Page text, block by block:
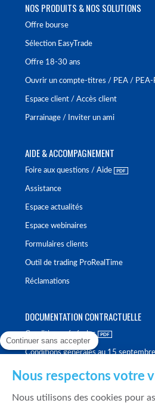
NOS PRODUITS & NOS SOLUTIONS
Offre bourse
Sélection EasyTrade
Offre 18-30 ans
Ouvrir un compte-titres / PEA / PEA-
Espace client / Accès client
Parrainage / Inviter un ami
AIDE & ACCOMPAGNEMENT
Foire aux questions / Aide
Assistance
Espace actualités
Espace webinaires
Formulaires clients
Outil de trading ProRealTime
Réclamations
DOCUMENTATION CONTRACTUELLE
Conditions générales
Conditions générales au 15
Continuer sans accepter
Nous respectons votre
Nous utilisons des cookies pour